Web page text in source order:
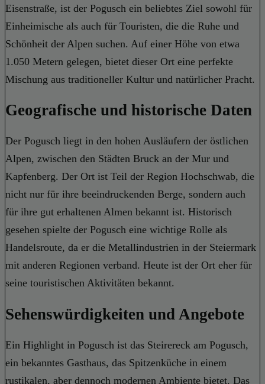
Eisenstraße, ist der Pogusch ein beliebtes Ziel sowohl für
Einheimische als auch für Touristen, die die Ruhe und
Schönheit der Alpen suchen. Auf einer Höhe von etwa
1.050 Metern gelegen, bietet dieser Ort eine perfekte
Mischung aus traditioneller Kultur und natürlicher Pracht.
Geografische und historische Daten
Der Pogusch liegt in den hohen Ausläufern der östlichen
Alpen, zwischen den Städten Bruck an der Mur und
Kapfenberg. Der Ort ist Teil der Region Hochschwab, die
nicht nur für ihre beeindruckenden Berge, sondern auch
für ihre gut erhaltenen Almen bekannt ist. Historisch
gesehen spielte der Pogusch eine wichtige Rolle als
Handelsroute, da er die Metallindustrien in der Steiermark
mit anderen Regionen verband. Heute ist der Ort eher für
seine touristischen Aktivitäten bekannt.
Sehenswürdigkeiten und Angebote
Ein Highlight in Pogusch ist das Steirereck am Pogusch,
ein bekanntes Gasthaus, das Spitzenküche in einem
rustikalen, aber dennoch modernen Ambiente bietet. Das